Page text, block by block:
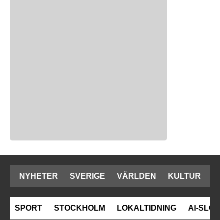
NYHETER SVERIGE VÄRLDEN KULTUR
SPORT STOCKHOLM LOKALTIDNING AI-SLOP